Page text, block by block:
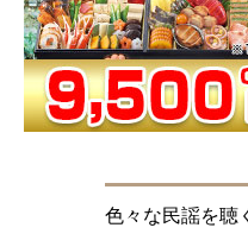
色々な民謡を聴